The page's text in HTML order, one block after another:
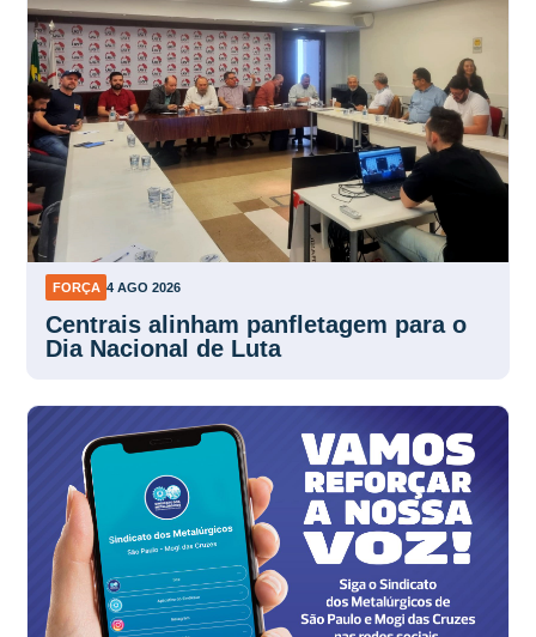
FORÇA 4 AGO 2026
Centrais alinham panfletagem para o
Dia Nacional de Luta